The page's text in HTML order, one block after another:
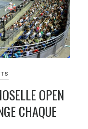
OPEN
CHAQUE